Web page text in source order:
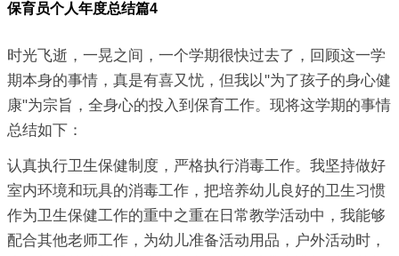
保育员个人年度总结篇4
时光飞逝，一晃之间，一个学期很快过去了，回顾这一学
期本身的事情，真是有喜又忧，但我以"为了孩子的身心健
康"为宗旨，全身心的投入到保育工作。现将这学期的事情
总结如下：
认真执行卫生保健制度，严格执行消毒工作。我坚持做好
室内环境和玩具的消毒工作，把培养幼儿良好的卫生习惯
作为卫生保健工作的重中之重在日常教学活动中，我能够
配合其他老师工作，为幼儿准备活动用品，户外活动时，